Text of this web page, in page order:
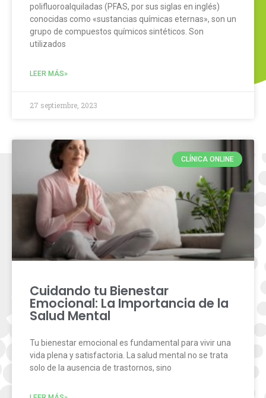
polifluoroalquiladas (PFAS, por sus siglas en inglés)
conocidas como «sustancias químicas eternas», son un
grupo de compuestos químicos sintéticos. Son
utilizados
LEER MÁS»
27 septiembre, 2023
CLÍNICA ONLINE
Cuidando tu Bienestar
Emocional: La Importancia de la
Salud Mental
Tu bienestar emocional es fundamental para vivir una
vida plena y satisfactoria. La salud mental no se trata
solo de la ausencia de trastornos, sino